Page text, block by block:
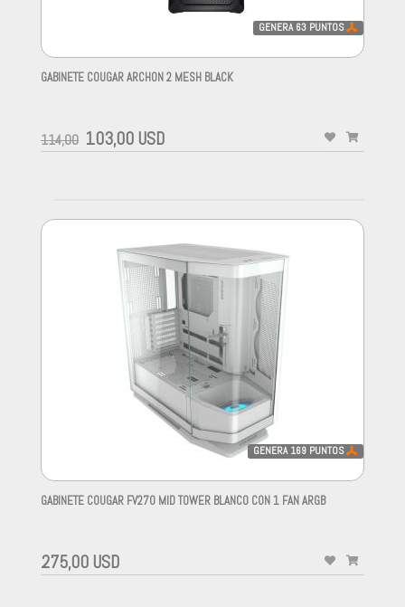
GENERA 63 PUNTOS
GABINETE COUGAR ARCHON 2 MESH BLACK
114,00 103,00 USD
GENERA 169 PUNTOS
GABINETE COUGAR FV270 MID TOWER BLANCO CON 1 FAN ARGB
275,00 USD